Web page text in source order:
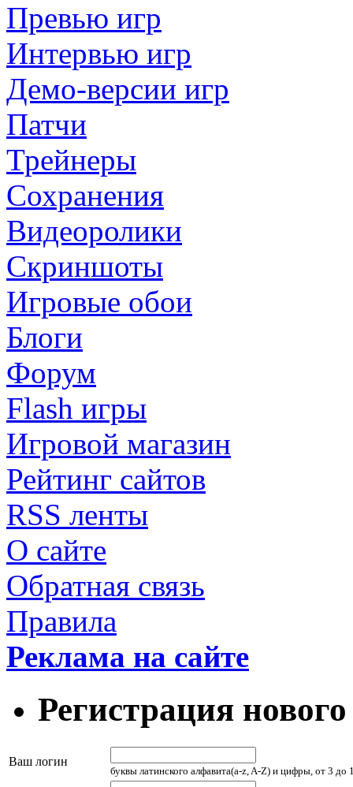
Превью игр
Интервью игр
Демо-версии игр
Патчи
Трейнеры
Сохранения
Видеоролики
Скриншоты
Игровые обои
Блоги
Форум
Flash игры
Игровой магазин
Рейтинг сайтов
RSS ленты
О сайте
Обратная связь
Правила
Реклама на сайте
Регистрация
Ваш логин
буквы латинского алфавита(a-z, A-Z) и цифры, от 3 до